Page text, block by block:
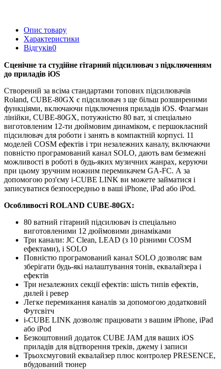
Опис товару
Характеристики
Відгуків0
Сценічне та студійне гітарний підсилювач з підключенням
до приладів iOS
Створений за всіма стандартами топових підсилювачів
Roland, CUBE-80GX є підсилювач з ще більш розширеними
функціями, включаючи підключення приладів iOS. Флагман
лінійки, CUBE-80GX, потужністю 80 ват, зі спеціально
виготовленим 12-ти дюймовим динаміком, є першокласний
підсилювач для роботи і занять в компактній корпусі. 11
моделей COSM ефектів і три незалежних каналу, включаючи
повністю програмований канал SOLO, дають вам безмежні
можливості в роботі в будь-яких музичних жанрах, керуючи
при цьому зручним ножним перемикачем GA-FC. А за
допомогою роз'єму i-CUBE LINK ви можете займатися і
записуватися безпосередньо в ваші iPhone, iPad або iPod.
Особливості ROLAND CUBE-80GX:
80 ватний гітарний підсилювач із спеціально
виготовленими 12 дюймовими динаміками
Три канали: JC Clean, LEAD (з 10 різними COSM
ефектами), і SOLO
Повністю програмований канал SOLO дозволяє вам
зберігати будь-які налаштування тонів, еквалайзера і
ефектів
Три незалежних секції ефектів: шість типів ефектів,
дилей і ревер
Легке перемикання каналів за допомогою додатковий
Футсвітч
i-CUBE LINK дозволяє працювати з вашим iPhone, iPad
або iPod
Безкоштовний додаток CUBE JAM для ваших iOS
приладів для відтворення треків, джему і записи
Трьохсмуговий еквалайзер плюс контролер PRESENCE,
вбудований тюнер